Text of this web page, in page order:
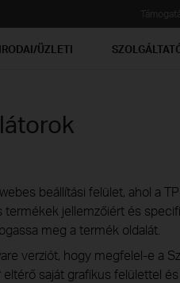
IRODAI/ÜZLETI
beállítási felület, ahol a
jellemzőiért és
meg a termék oldalát.
verziót, hogy megfelel-e a
saját grafikus felülettel